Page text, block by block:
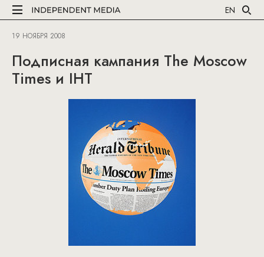
EN
19 НОЯБРЯ 2008
Подписная кампания The Moscow
Times и IHT